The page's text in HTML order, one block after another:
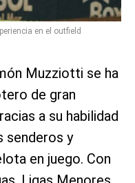
en el outfield
Muzziotti se ha
de gran
a su habilidad
senderos y
en juego. Con